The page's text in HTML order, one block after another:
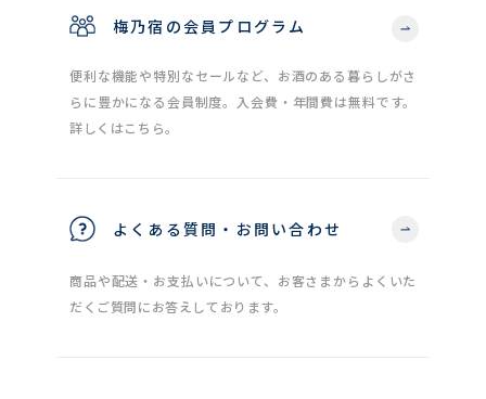
梅乃宿の会員プログラム
便利な機能や特別なセールなど、お酒のある暮らしがさ
らに豊かになる会員制度。入会費・年間費は無料です。
詳しくはこちら。
よくある質問・お問い合わせ
商品や配送・お支払いについて、お客さまからよくいた
だくご質問にお答えしております。